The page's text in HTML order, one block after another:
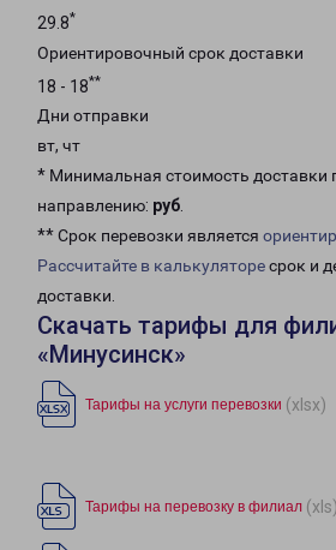
29.8*
Ориентировочный срок доставки
18 - 18**
Дни отправки
вт, чт
* Минимальная стоимость доставки
направлению: руб.
** Срок перевозки является
Рассчитайте в калькуляторесрок и
доставки.
Скачать тарифы для
«Минусинск»
Тарифы на услуги перевозки (xlsx)
Тарифы на перевозку в филиал (xls)